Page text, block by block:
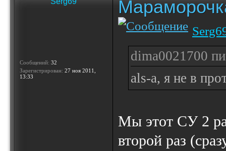
Сообщений: 32
Зарегистрирован: 27 ноя 2011,
13:33
dima0021700
als-a, я не в
Мы этот СУ 2
второй раз